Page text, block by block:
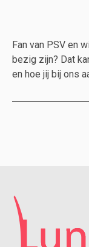
Fan van PSV en
bezig zijn? Dat
en hoe jij bij ons